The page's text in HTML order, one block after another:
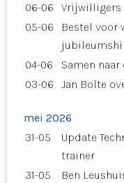
06-06
Vrijwilligers
05-06
Bestel voor
04-06
Samen
03-06
Jan Bolte
mei 2026
31-05
Update
trainer
31-05
Ben